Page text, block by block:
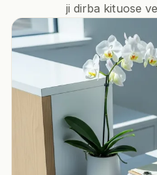
ji dirba kituose